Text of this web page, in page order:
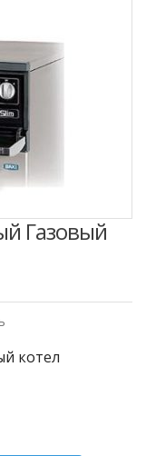
Газовый
котел